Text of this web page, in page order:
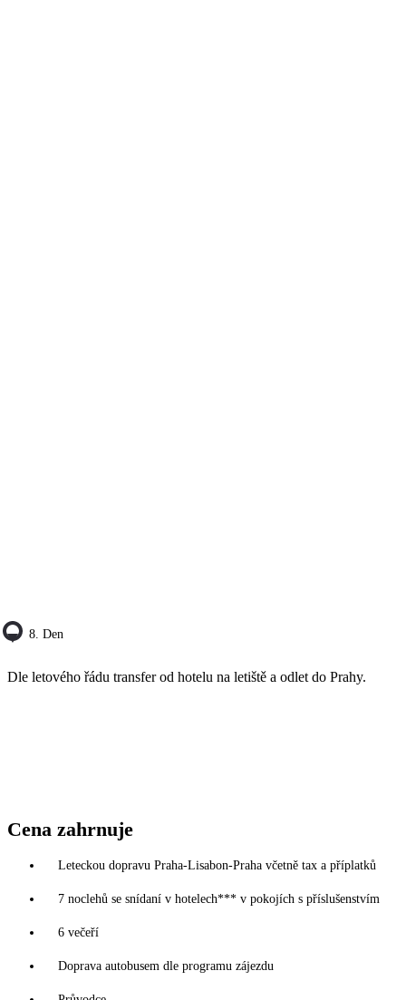
8. Den
Dle letového řádu transfer od hotelu na letiště a odlet do Prahy.
Cena zahrnuje
Leteckou dopravu Praha-Lisabon-Praha včetně tax a příplatků
7 noclehů se snídaní v hotelech*** v pokojích s příslušenstvím
6 večeří
Doprava autobusem dle programu zájezdu